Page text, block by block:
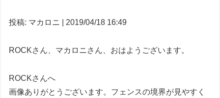
投稿: マカロニ | 2019/04/18 16:49
ROCKさん、マカロニさん、おはようございます。
ROCKさんへ
画像ありがとうございます。フェンスの境界が見やすく